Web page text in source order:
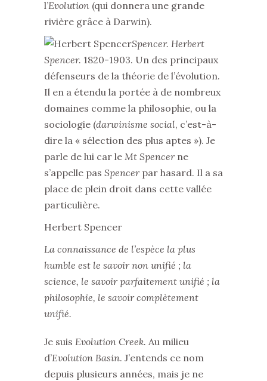
l’Evolution (qui donnera une grande
rivière grâce à Darwin).
Spencer. Herbert
Spencer. 1820-1903. Un des principaux
défenseurs de la théorie de l’évolution.
Il en a étendu la portée à de nombreux
domaines comme la philosophie, ou la
sociologie (darwinisme social, c’est-à-
dire la « sélection des plus aptes »). Je
parle de lui car le Mt Spencerne
s’appelle pas Spencerpar hasard. Il a sa
place de plein droit dans cette vallée
particulière.
Herbert Spencer
La connaissance de l’espèce la plus
humble est le savoir non unifié ; la
science, le savoir parfaitement unifié ; la
philosophie, le savoir complètement
unifié.
Je suis Evolution Creek. Au milieu
d’Evolution Basin. J’entends ce nom
depuis plusieurs années, mais je ne